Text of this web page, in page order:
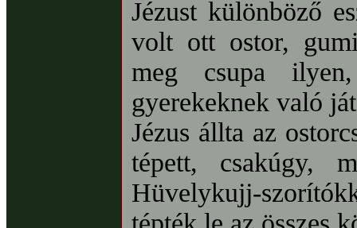
Jézust különböző
volt ott ostor,
meg csupa
gyerekeknek való
Jézus állta az
tépett, csakúgy,
Hüvelykujj-